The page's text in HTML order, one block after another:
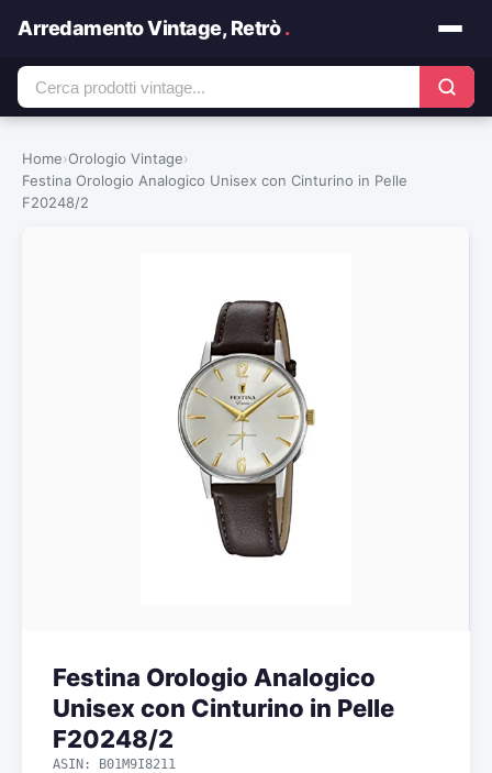
Arredamento Vintage, Retrò.
Home›Orologio Vintage›
Festina Orologio Analogico Unisex con Cinturino in Pelle
F20248/2
Festina Orologio Analogico
Unisex con Cinturino in Pelle
F20248/2
ASIN: B01M9I8211